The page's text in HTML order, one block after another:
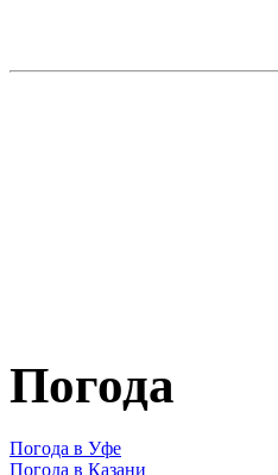
Погода
Погода в Уфе
Погода в Казани